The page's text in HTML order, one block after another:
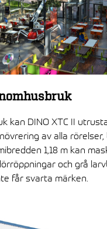
kan DINO XTC II
av alla rörelser,
1,18 m kan
och grå
får svarta märken.